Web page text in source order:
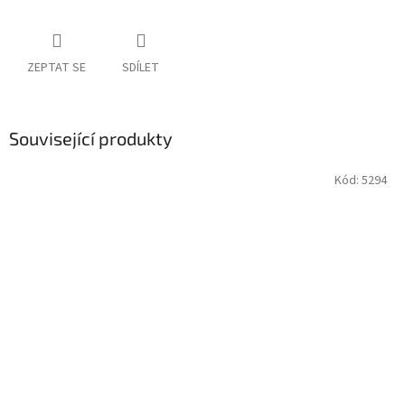
ZEPTAT SE SDÍLET
Související produkty
Kód: 5294